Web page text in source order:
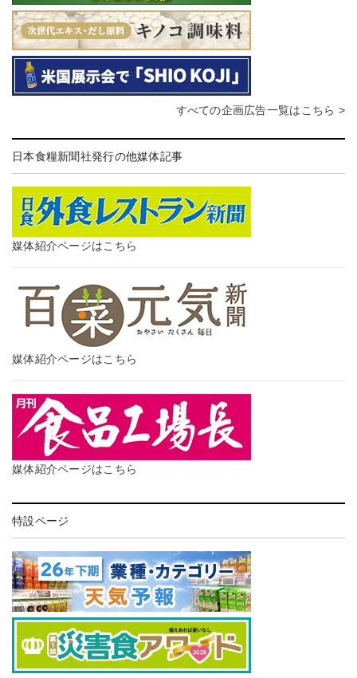
すべての企画広告一覧はこちら >
日本食糧新聞社発行の他媒体記事
媒体紹介ページはこちら
媒体紹介ページはこちら
媒体紹介ページはこちら
特設ページ